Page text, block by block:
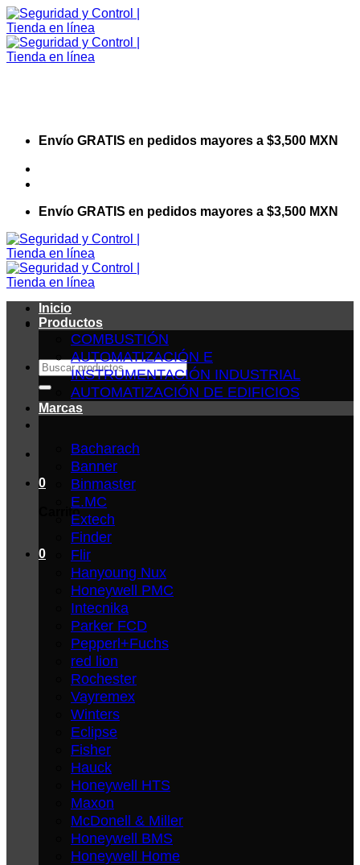
Saltar
al
contenido
Envío GRATIS en pedidos mayores a $3,500 MXN
Envío GRATIS en pedidos mayores a $3,500 MXN
Buscar
por:
0
Carrito
0
Inicio
Productos
COMBUSTIÓN
AUTOMATIZACIÓN E
INSTRUMENTACIÓN INDUSTRIAL
AUTOMATIZACIÓN DE EDIFICIOS
Marcas
Bacharach
Banner
Binmaster
E.MC
Extech
Finder
Flir
Hanyoung Nux
Honeywell PMC
Intecnika
Parker FCD
Pepperl+Fuchs
red lion
Rochester
Vayremex
Winters
Eclipse
Fisher
Hauck
Honeywell HTS
Maxon
McDonell & Miller
Honeywell BMS
Honeywell Home